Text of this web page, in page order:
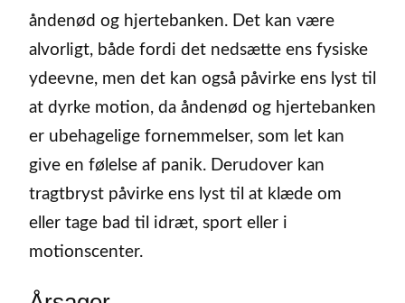
åndenød og hjertebanken. Det kan være
alvorligt, både fordi det nedsætte ens fysiske
ydeevne, men det kan også påvirke ens lyst til
at dyrke motion, da åndenød og hjertebanken
er ubehagelige fornemmelser, som let kan
give en følelse af panik. Derudover kan
tragtbryst påvirke ens lyst til at klæde om
eller tage bad til idræt, sport eller i
motionscenter.